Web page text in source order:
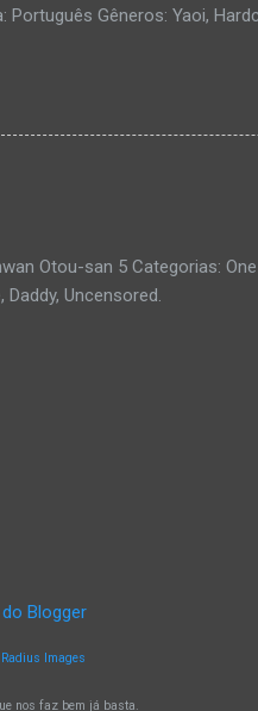
Gêneros: Yaoi,
Otou-san 5 Categorias:
Uncensored.
Blogger
Radius Images
nos faz bem já basta.